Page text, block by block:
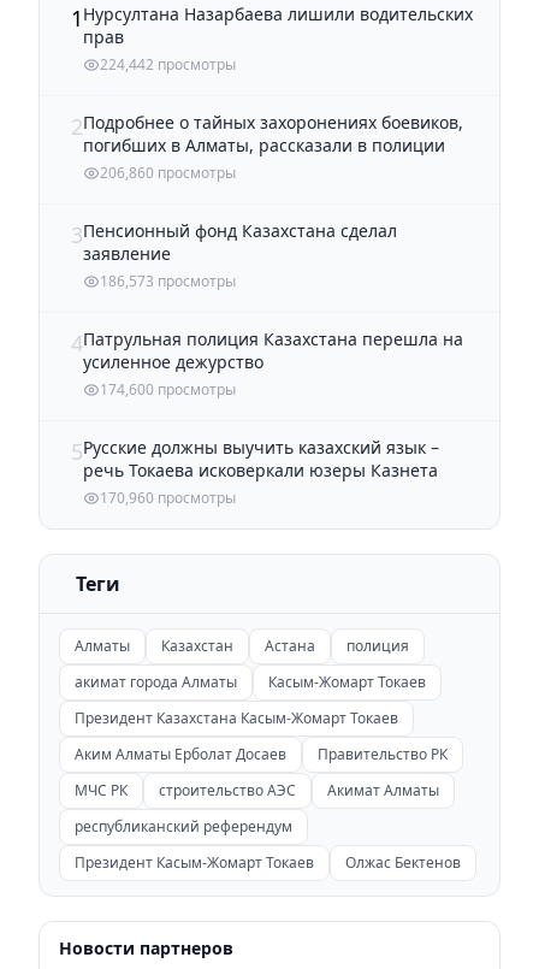
1 Нурсултана Назарбаева лишили водительских
прав
224,442 просмотры
2Подробнее о тайных захоронениях боевиков,
погибших в Алматы, рассказали в полиции
206,860 просмотры
3Пенсионный фонд Казахстана сделал
заявление
186,573 просмотры
4Патрульная полиция Казахстана перешла на
усиленное дежурство
174,600 просмотры
5Русские должны выучить казахский язык –
речь Токаева исковеркали юзеры Казнета
170,960 просмотры
Теги
Алматы Казахстан Астана
полиция
акимат города Алматы
Касым-Жомарт Токаев
Президент Казахстана Касым-Жомарт Токаев
Аким Алматы Ерболат Досаев
Правительство РК
МЧС РК
строительство АЭС
Акимат Алматы
республиканский референдум
Президент Касым-Жомарт Токаев
Олжас Бектенов
Новости партнеров